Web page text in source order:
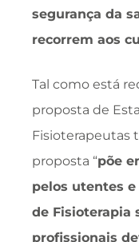
segurança da
recorrem aos
Tal como está
proposta de
Fisioterapeutas
proposta “põe
pelos utentes
de Fisioterapia
profissionais